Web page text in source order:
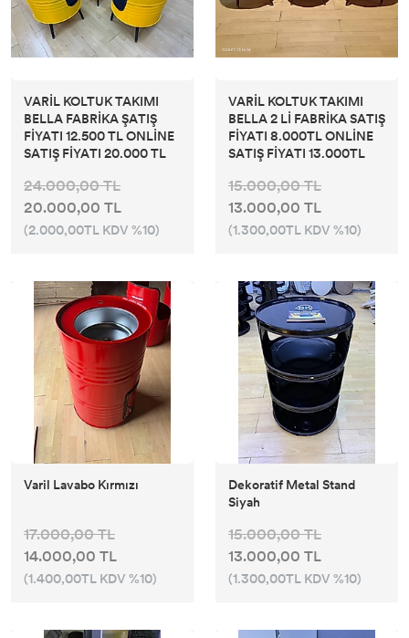
VARİL KOLTUK TAKIMI
BELLA FABRİKA ŞATIŞ
FİYATI 12.500 TL ONLİNE
SATIŞ FİYATI 20.000 TL
24.000,00 TL
20.000,00 TL
(2.000,00TL KDV %10)
VARİL KOLTUK TAKIMI
BELLA 2 Lİ FABRİKA SATIŞ
FİYATI 8.000TL ONLİNE
SATIŞ FİYATI 13.000TL
15.000,00 TL
13.000,00 TL
(1.300,00TL KDV %10)
Varil Lavabo Kırmızı
17.000,00 TL
14.000,00 TL
(1.400,00TL KDV %10)
Dekoratif Metal Stand
Siyah
15.000,00 TL
13.000,00 TL
(1.300,00TL KDV %10)